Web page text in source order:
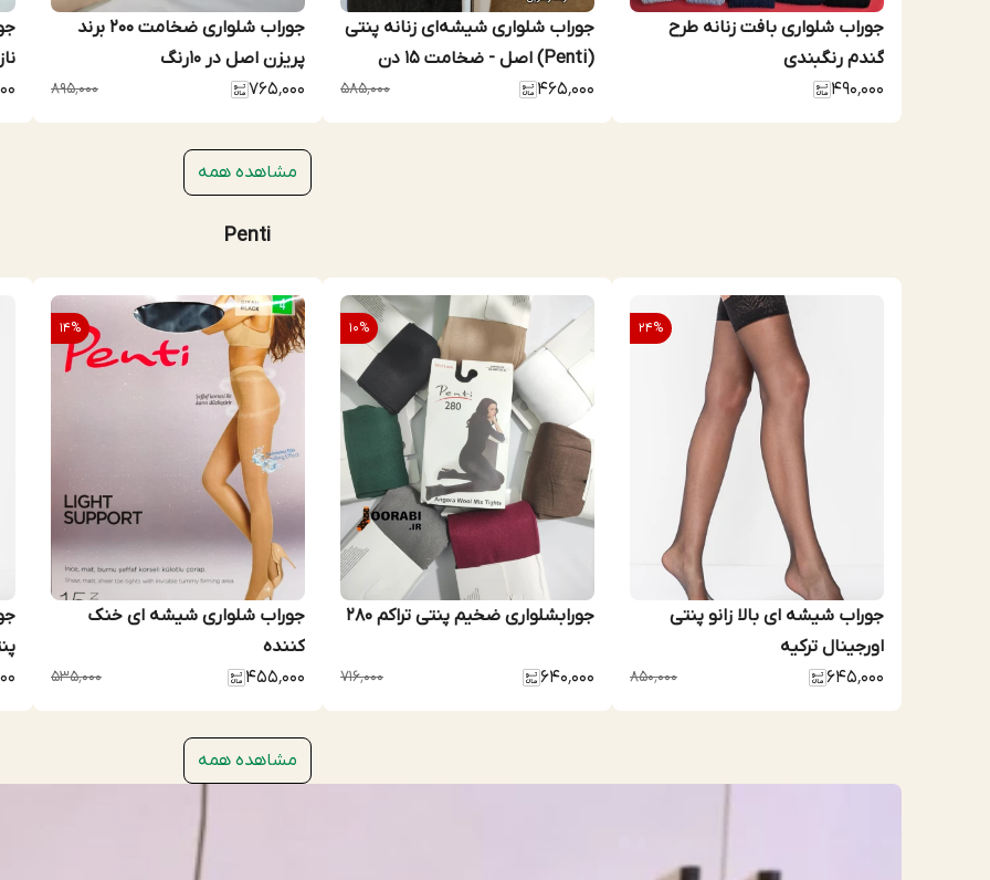
جوراب شلواری بافت زنانه طرح
گندم رنگبندی
۴۹۰٬۰۰۰
جوراب شلواری شیشه‌ای زنانه پنتی
(Penti) اصل - ضخامت ۱۵ دن
۴۶۵٬۰۰۰
۵۸۵٬۰۰۰
جوراب شلواری ضخامت ۲۰۰ برند
پریزن اصل در 10رنگ
۷۶۵٬۰۰۰
۸۹۵٬۰۰۰
مشاهده همه
Penti
24%
جوراب شیشه ای بالا زانو پنتی
اورجینال ترکیه
۶۴۵٬۰۰۰
۸۵۰٬۰۰۰
10%
جورابشلواری ضخیم پنتی تراکم 280
۶۴۰٬۰۰۰ ۷۱۶٬۰۰۰
14%
جوراب شلواری شیشه ای خنک
کننده
۴۵۵٬۰۰۰
۵۳۵٬۰۰۰
مشاهده همه